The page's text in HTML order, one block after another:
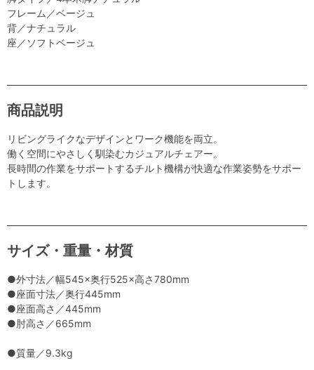
フレーム／ベージュ
背／ナチュラル
座／ソフトベージュ
商品説明
リビングライクなデザインとワーク機能を両立。
働く空間にやさしく馴染むカジュアルチェアー。
長時間の作業をサポートするチルト機構が快適な作業姿勢をサポー
トします。
サイズ・重量・材質
●外寸法／幅545×奥行525×高さ780mm
●座面寸法／奥行445mm
●座面高さ／445mm
●肘高さ／665mm
●質量／9.3kg